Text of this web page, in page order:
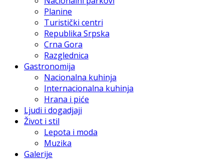
Planine
Turistički centri
Republika Srpska
Crna Gora
Razglednica
Gastronomija
Nacionalna kuhinja
Internacionalna kuhinja
Hrana i piće
Ljudi i dogadjaji
Život i stil
Lepota i moda
Muzika
Galerije